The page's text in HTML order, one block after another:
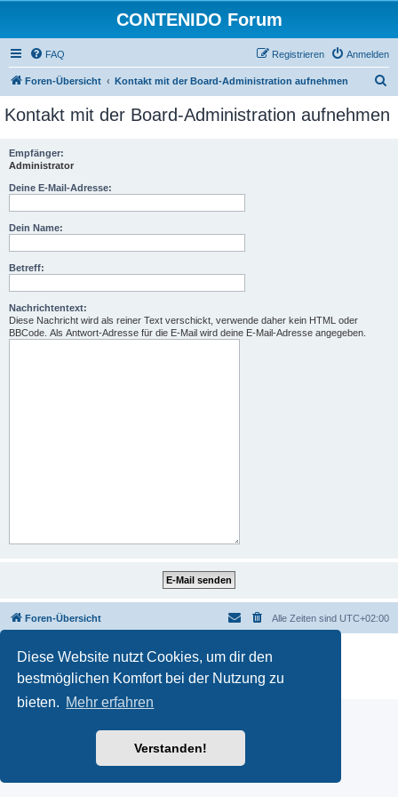
Diese Website nutzt Cookies, um dir den
bestmöglichen Komfort bei der Nutzung zu
bieten. Mehr erfahren
Verstanden!
CONTENIDO Forum
FAQ Anmelden
Registrieren
Foren-Übersicht Kontakt mit der Board-Administration aufnehmen
c
Kontakt mit der Board-Administration aufnehmen
Empfänger:
Administrator
Deine E-Mail-Adresse:
Dein Name:
Betreff:
Nachrichtentext:
Diese Nachricht wird als reiner Text verschickt, verwende daher kein HTML oder
BBCode. Als Antwort-Adresse für die E-Mail wird deine E-Mail-Adresse angegeben.
Foren-Übersicht Alle Zeiten sind UTC+02:00
Powered by phpBB
® Forum Software © phpBB Limited
Deutsche Übersetzung durch
Datenschutz|Nutzungsbedingungen